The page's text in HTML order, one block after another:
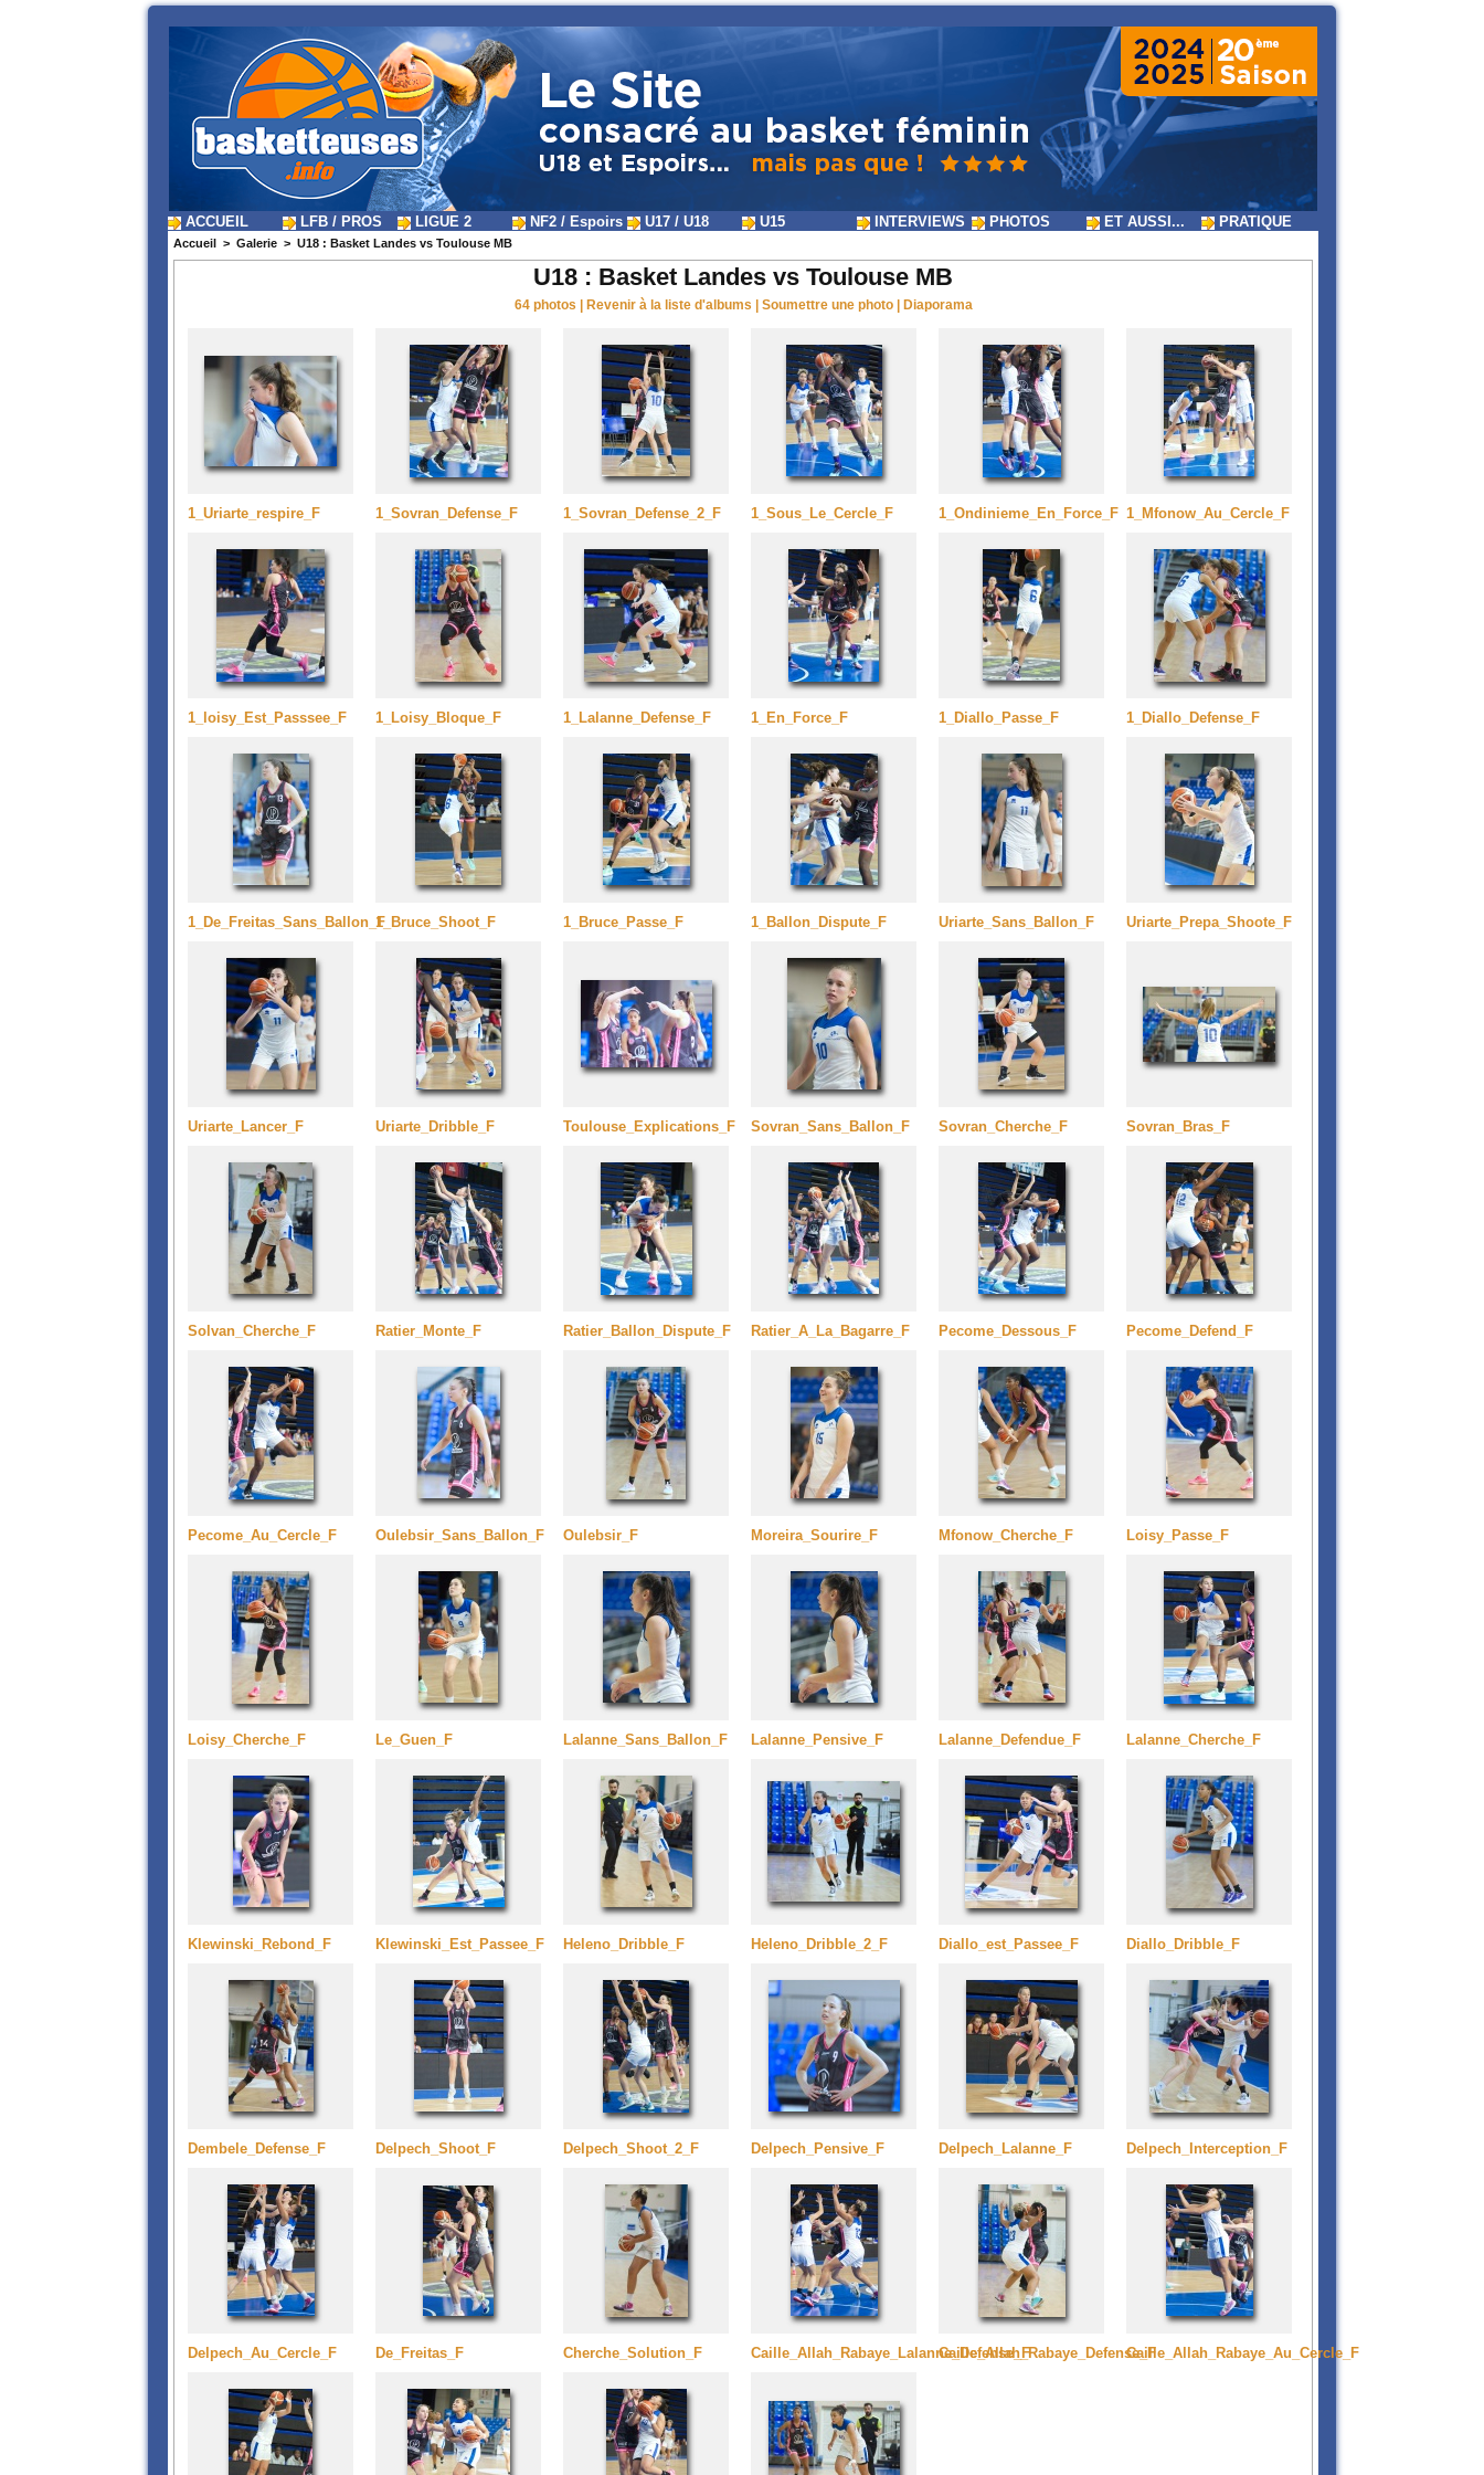
ACCUEIL LFB / PROS LIGUE 2 NF2 / Espoirs U17 / U18 U15 INTERVIEWS PHOTOS ET AUSSI... PRATIQUE
Accueil > Galerie > U18 : Basket Landes vs Toulouse MB
U18 : Basket Landes vs Toulouse MB
64 photos Revenir à la liste d'albums Soumettre une photo Diaporama
1_Uriarte_respire_F 1_Sovran_Defense_F 1_Sovran_Defense_2_F 1_Sous_Le_Cercle_F 1_Ondinieme_En_Force_F 1_Mfonow_Au_Cercle_F
1_loisy_Est_Passsee_F 1_Loisy_Bloque_F 1_Lalanne_Defense_F 1_En_Force_F 1_Diallo_Passe_F 1_Diallo_Defense_F
1_De_Freitas_Sans_Ballon_F1_Bruce_Shoot_F 1_Bruce_Passe_F 1_Ballon_Dispute_F Uriarte_Sans_Ballon_F Uriarte_Prepa_Shoote_F
Uriarte_Lancer_F Uriarte_Dribble_F Toulouse_Explications_F Sovran_Sans_Ballon_F Sovran_Cherche_F Sovran_Bras_F
Solvan_Cherche_F Ratier_Monte_F Ratier_Ballon_Dispute_F Ratier_A_La_Bagarre_F Pecome_Dessous_F Pecome_Defend_F
Pecome_Au_Cercle_F Oulebsir_Sans_Ballon_F Oulebsir_F Moreira_Sourire_F Mfonow_Cherche_F Loisy_Passe_F
Loisy_Cherche_F Le_Guen_F Lalanne_Sans_Ballon_F Lalanne_Pensive_F Lalanne_Defendue_F Lalanne_Cherche_F
Klewinski_Rebond_F Klewinski_Est_Passee_F Heleno_Dribble_F Heleno_Dribble_2_F Diallo_est_Passee_F Diallo_Dribble_F
Dembele_Defense_F Delpech_Shoot_F Delpech_Shoot_2_F Delpech_Pensive_F Delpech_Lalanne_F Delpech_Interception_F
Delpech_Au_Cercle_F De_Freitas_F Cherche_Solution_F Caille_Allah_Rabaye_Lalanne_Defense_FCaille_Allah_Rabaye_Defense_FCaille_Allah_Rabaye_Au_Cercle_F